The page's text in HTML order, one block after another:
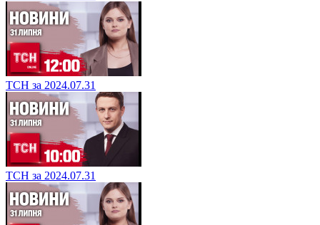
ТСН за 2024.07.31
ТСН за 2024.07.31